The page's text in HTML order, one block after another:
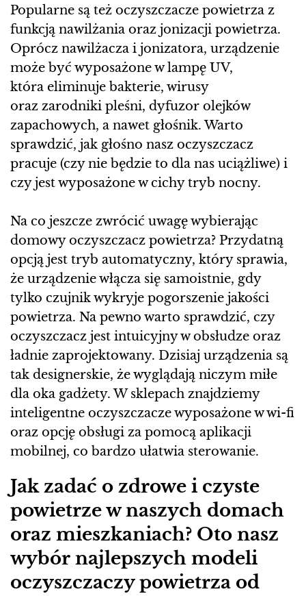
Popularne są też oczyszczacze powietrza z
funkcją nawilżania oraz jonizacji powietrza.
Oprócz nawilżacza i jonizatora, urządzenie
może być wyposażone w lampę UV,
która eliminuje bakterie, wirusy
oraz zarodniki pleśni, dyfuzor olejków
zapachowych, a nawet głośnik. Warto
sprawdzić, jak głośno nasz oczyszczacz
pracuje (czy nie będzie to dla nas uciążliwe) i
czy jest wyposażone w cichy tryb nocny.
Na co jeszcze zwrócić uwagę wybierając
domowy oczyszczacz powietrza? Przydatną
opcją jest tryb automatyczny, który sprawia,
że urządzenie włącza się samoistnie, gdy
tylko czujnik wykryje pogorszenie jakości
powietrza. Na pewno warto sprawdzić, czy
oczyszczacz jest intuicyjny w obsłudze oraz
ładnie zaprojektowany. Dzisiaj urządzenia są
tak designerskie, że wyglądają niczym miłe
dla oka gadżety. W sklepach znajdziemy
inteligentne oczyszczacze wyposażone w wi-fi
oraz opcję obsługi za pomocą aplikacji
mobilnej, co bardzo ułatwia sterowanie.
Jak zadać o zdrowe i czyste
powietrze w naszych domach
oraz mieszkaniach? Oto nasz
wybór najlepszych modeli
oczyszczaczy powietrza od